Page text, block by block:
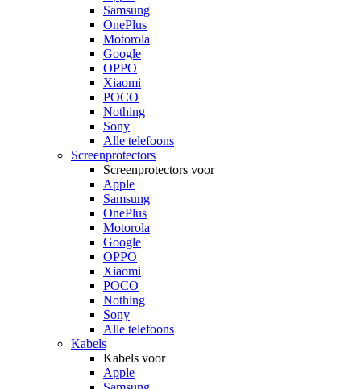
Samsung
OnePlus
Motorola
Google
OPPO
Xiaomi
POCO
Nothing
Sony
Alle telefoons
Screenprotectors
Screenprotectors voor
Apple
Samsung
OnePlus
Motorola
Google
OPPO
Xiaomi
POCO
Nothing
Sony
Alle telefoons
Kabels
Kabels voor
Apple